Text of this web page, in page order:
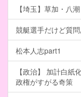
【埼玉】草加・八
競艇選手だけど質問
松本人志part1
【政治】 加計白紙
政権がすがる奇策